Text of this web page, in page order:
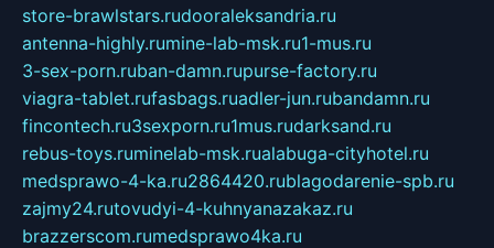
store-brawlstars.rudooraleksandria.ru
antenna-highly.rumine-lab-msk.ru1-mus.ru
3-sex-porn.ruban-damn.rupurse-factory.ru
viagra-tablet.rufasbags.ruadler-jun.rubandamn.ru
fincontech.ru3sexporn.ru1mus.rudarksand.ru
rebus-toys.ruminelab-msk.rualabuga-cityhotel.ru
medsprawo-4-ka.ru2864420.rublagodarenie-spb.ru
zajmy24.rutovudyi-4-kuhnyanazakaz.ru
brazzerscom.rumedsprawo4ka.ru